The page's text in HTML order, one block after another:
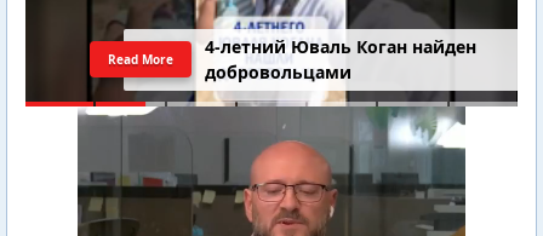
4-летний Юваль Коган найден
добровольцами
Read More